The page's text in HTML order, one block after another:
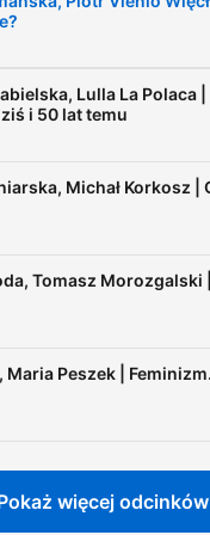
Lulla La Polaca
i 50 lat temu
Michał Korkosz |
Tomasz
Maria Peszek |
więcej odcinków